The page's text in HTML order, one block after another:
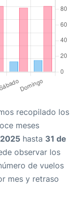
recopilado los
meses
hasta 31 de
observar los
de vuelos
mes y retraso